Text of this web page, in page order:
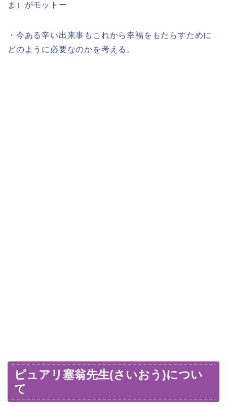
ま）がモットー
・今ある辛い出来事もこれから幸福をもたらすために
どのように必要なのかを考える。
ピュアリ塞翁先生(さいおう)につい
て